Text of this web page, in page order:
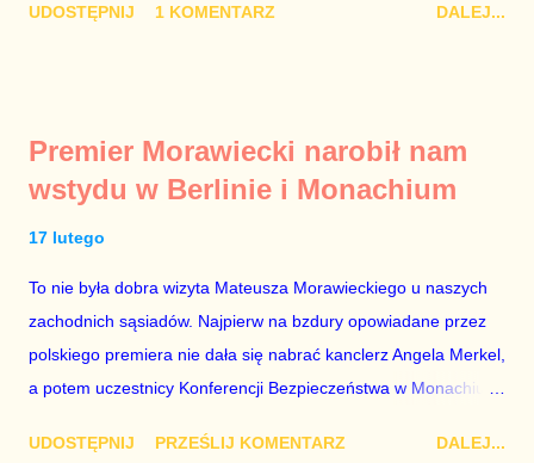
marionetka partii rządzącej, żona agenta SB, który jest obecnie
tylko tam, gdzie nie ma trudnych pytań. Taki obrót spraw
przyjmuję ze smutkiem. Właściciela Polsatu – Zygmunta
znowu dał się złamać partii Jarosława Kaczyńskiego. Znowu,
bo w 2007 roku też tak się stało. Na kilka tygodni przed
przedterminowymi wyborami parlamentarnymi do biur Solorza
politycy PiS wysłali Agencję Bezpieczeństwa Wewnętrznego, a
UDOSTĘPNIJ 1 KOMENTARZ DALEJ...
Premier Morawiecki narobił nam
wstydu w Berlinie i Monachium
17 lutego
To nie była dobra wizyta Mateusza Morawieckiego u naszych
zachodnich sąsiadów. Najpierw na bzdury opowiadane przez
polskiego premiera nie dała się nabrać kanclerz Angela Merkel,
a potem uczestnicy Konferencji Bezpieczeństwa w Monachium.
Merkel i Morawieckiego narastało we mnie zażenowanie. Było
UDOSTĘPNIJ PRZEŚLIJ KOMENTARZ DALEJ...